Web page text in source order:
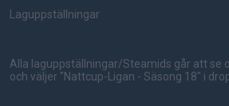
Laguppställningar
Alla laguppställningar/Steamids går att se
och väljer "Nattcup-Ligan - Säsong 18" i